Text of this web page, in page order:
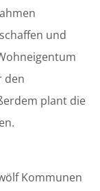
und
den
plant die
Kommunen